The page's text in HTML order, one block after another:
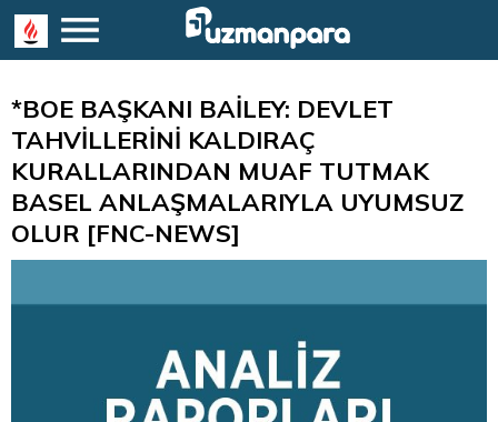
*BOE BAŞKANI BAİLEY: DEVLET
TAHVİLLERİNİ KALDIRAÇ
KURALLARINDAN MUAF TUTMAK
BASEL ANLAŞMALARIYLA UYUMSUZ
OLUR [FNC-NEWS]